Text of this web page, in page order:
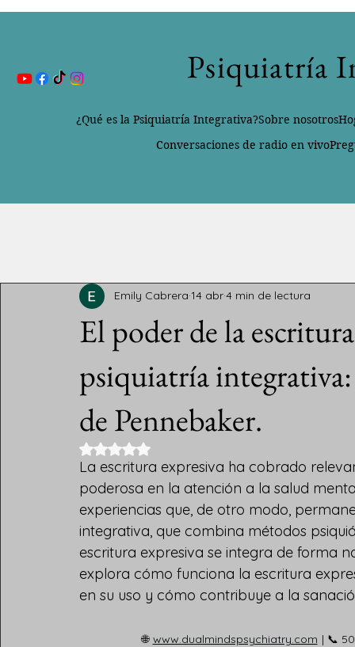
Psiquiatría
¿Qué es la Psiquiatría Integrativa?Sobre nosotros
Conversaciones de radio en vivo
El poder de la
psiquiatría
de Pennebaker.
Emily Cabrera 14 abr4 min de lectura
Obtuvo NaN de 5 estrellas.
La escritura expresiva ha cobrado
poderosa en la atención a la salud
experiencias que, de otro modo,
integrativa, que combina métodos
escritura expresiva se integra de forma
explora cómo funciona la escritura
en su uso y cómo contribuye a la
🌐 www.dualmindspsychiatry.com | 📞